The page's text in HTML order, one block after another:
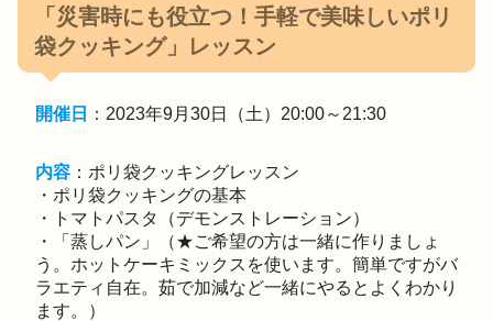
「災害時にも役立つ！手軽で美味しいポリ
袋クッキング」レッスン
開催日 ：2023年9月30日（土）20:00～21:30
内容 ：ポリ袋クッキングレッスン
・ポリ袋クッキングの基本
・トマトパスタ（デモンストレーション）
・「蒸しパン」（★ご希望の方は一緒に作りましょ
う。ホットケーキミックスを使います。簡単ですがバ
ラエティ自在。茹で加減など一緒にやるとよくわかり
ます。）